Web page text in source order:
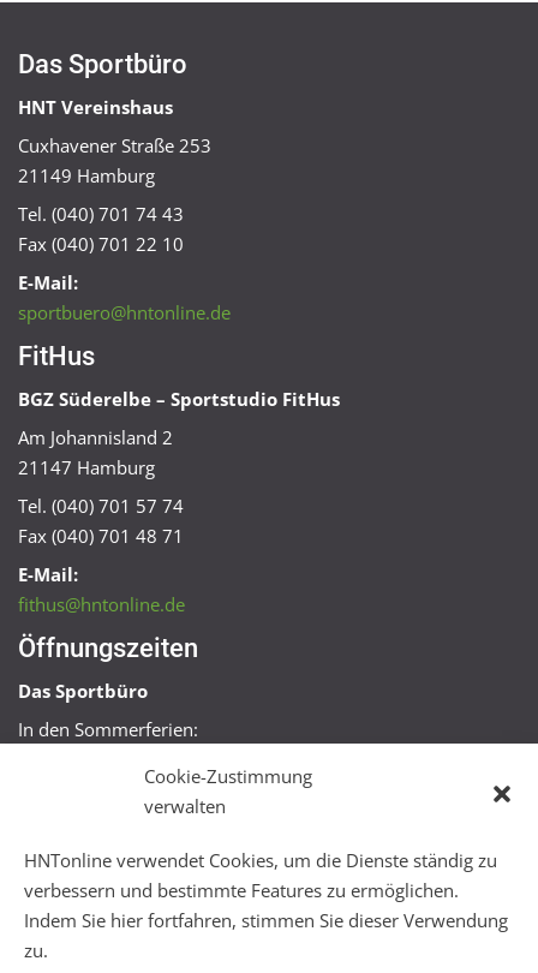
Cookie-Zustimmung
verwalten
HNTonline verwendet Cookies, um die Dienste ständig zu
verbessern und bestimmte Features zu ermöglichen.
Indem Sie hier fortfahren, stimmen Sie dieser Verwendung
zu.
Das Sportbüro
HNT Vereinshaus
Cuxhavener Straße 253
21149 Hamburg
Tel. (040) 701 74 43
Fax (040) 701 22 10
E-Mail:
sportbuero@hntonline.de
FitHus
BGZ Süderelbe – Sportstudio FitHus
Am Johannisland 2
21147 Hamburg
Tel. (040) 701 57 74
Fax (040) 701 48 71
E-Mail:
fithus@hntonline.de
Öffnungszeiten
Das Sportbüro
In den Sommerferien:
Mo + Mi 16:00 – 18:00 Uhr
Mo – Fr 08:00 – 22:00 Uhr
Sa + So 10:00 – 18:00 Uhr